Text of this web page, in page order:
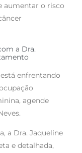
aumentar o risco
a Dra.
enfrentando
agende
a Dra. Jaqueline
e detalhada,